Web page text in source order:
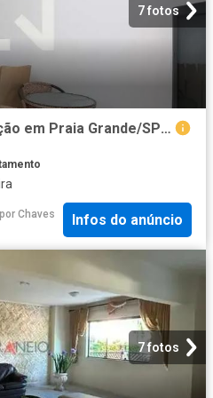
7 fotos
Apartamento para Locação em Praia Grande/SP Guilhermina 2 Quartos
por Chaves
Infos do anúncio
7 fotos